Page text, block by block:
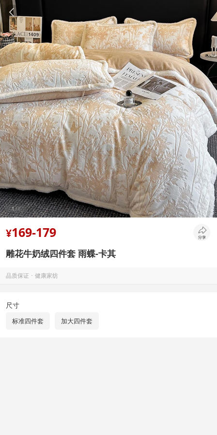
1/1
¥169-179
雕花牛奶绒四件套 雨蝶-卡其
品质保证 ･ 健康家纺
尺寸
标准四件套 加大四件套